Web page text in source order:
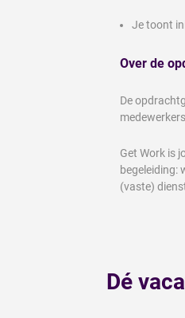
Je toont
Over de
De
Get Work is
begeleiding:
(vaste)
Dé